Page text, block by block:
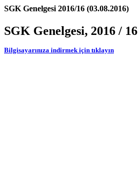
SGK Genelgesi 2016/16 (03.08.2016)
SGK Genelgesi, 2016 / 16
Bilgisayarınıza indirmek için tıklayın